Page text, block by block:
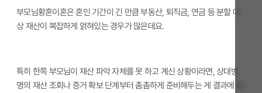
부모님황혼이혼은 혼인 기간이 긴 만큼 부동산, 퇴직금, 연금 등 분할 대
상 재산이 복잡하게 얽혀있는 경우가 많은데요.
특히 한쪽 부모님이 재산 파악 자체를 못 하고 계신 상황이라면, 상대방
명의 재산 조회나 증거 확보 단계부터 촘촘하게 준비해두는 게 결과에 영